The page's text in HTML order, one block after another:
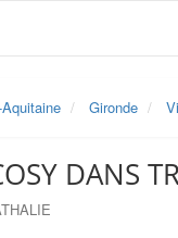
Gironde
DANS